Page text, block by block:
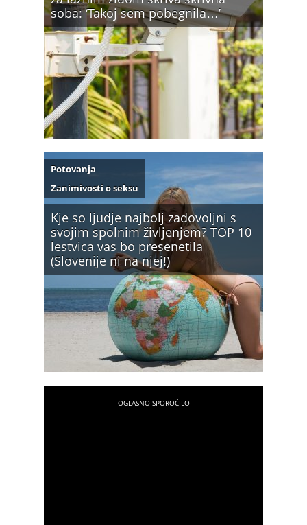
soba: ‘Takoj sem pobegnila…’
Kje so ljudje najbolj zadovoljni s
svojim spolnim življenjem? TOP 10
lestvica vas bo presenetila
(Slovenije ni na njej!)
Potovanja
Zanimivosti o seksu